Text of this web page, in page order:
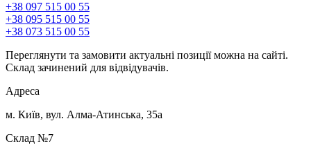
+38 097 515 00 55
+38 095 515 00 55
+38 073 515 00 55
Переглянути та замовити актуальні позиції можна на сайті.
Склад зачинений для відвідувачів.
Адреса
м. Київ, вул. Алма-Атинська, 35а
Склад №7